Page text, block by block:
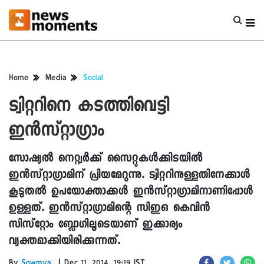
Home Media Social
ട്വിറ്ററിനെ കടത്തിവെട്ടി
ഇൻസ്റ്റാഗ്രാം
സോഷ്യൽ നെറ്റ്വർക്ക് സൈറ്റുകൾക്കിടയിൽ
ഇൻസ്റ്റാഗ്രാമിന് പ്രിയമേറുന്നു. ട്വിറ്ററിനുള്ളതിനേക്കാൾ
കൂടുതൽ ഉപയോക്താക്കൾ ഇൻസ്റ്റാഗ്രാമിനാണിപ്പോൾ
ഉള്ളത്. ഇൻസ്റ്റാഗ്രാമിന്റെ സിഇഒ കെവിൻ
സിസ്റ്റോം ബ്ലോഗിലൂടെയാണ് ഇക്കാര്യം
വ്യക്തമാക്കിയിരിക്കുന്നത്.